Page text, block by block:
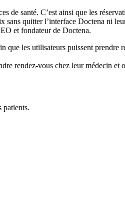
de santé. C’est ainsi que les
quitter l’interface Doctena ni
et fondateur de Doctena.
les utilisateurs puissent prendre
rendez-vous chez leur médecin et
patients.